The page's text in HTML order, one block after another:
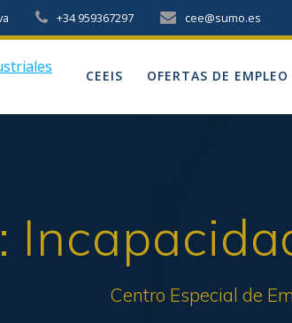
+34 959367297 cee@sumo.es
CEEIS OFERTAS DE EMPLEO
Centro Especial de